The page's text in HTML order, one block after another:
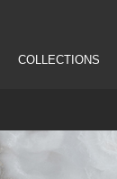
COLLECTIONS